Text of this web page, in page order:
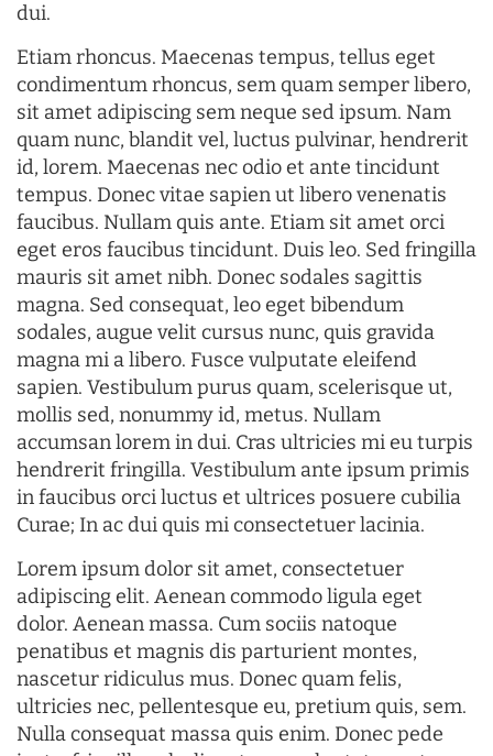
dui.
Etiam rhoncus. Maecenas tempus, tellus eget
condimentum rhoncus, sem quam semper libero,
sit amet adipiscing sem neque sed ipsum. Nam
quam nunc, blandit vel, luctus pulvinar, hendrerit
id, lorem. Maecenas nec odio et ante tincidunt
tempus. Donec vitae sapien ut libero venenatis
faucibus. Nullam quis ante. Etiam sit amet orci
eget eros faucibus tincidunt. Duis leo. Sed fringilla
mauris sit amet nibh. Donec sodales sagittis
magna. Sed consequat, leo eget bibendum
sodales, augue velit cursus nunc, quis gravida
magna mi a libero. Fusce vulputate eleifend
sapien. Vestibulum purus quam, scelerisque ut,
mollis sed, nonummy id, metus. Nullam
accumsan lorem in dui. Cras ultricies mi eu turpis
hendrerit fringilla. Vestibulum ante ipsum primis
in faucibus orci luctus et ultrices posuere cubilia
Curae; In ac dui quis mi consectetuer lacinia.
Lorem ipsum dolor sit amet, consectetuer
adipiscing elit. Aenean commodo ligula eget
dolor. Aenean massa. Cum sociis natoque
penatibus et magnis dis parturient montes,
nascetur ridiculus mus. Donec quam felis,
ultricies nec, pellentesque eu, pretium quis, sem.
Nulla consequat massa quis enim. Donec pede